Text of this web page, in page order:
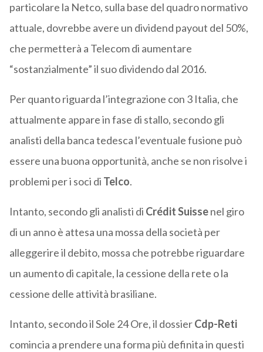
particolare la Netco, sulla base del quadro normativo
attuale, dovrebbe avere un dividend payout del 50%,
che permetterà a Telecom di aumentare
“sostanzialmente” il suo dividendo dal 2016.
Per quanto riguarda l’integrazione con 3 Italia, che
attualmente appare in fase di stallo, secondo gli
analisti della banca tedesca l’eventuale fusione può
essere una buona opportunità, anche se non risolve i
problemi per i soci di Telco.
Intanto, secondo gli analisti di Crédit Suissenel giro
di un anno è attesa una mossa della società per
alleggerire il debito, mossa che potrebbe riguardare
un aumento di capitale, la cessione della rete o la
cessione delle attività brasiliane.
Intanto, secondo il Sole 24 Ore, il dossierCdp-Reti
comincia a prendere una forma più definita in questi